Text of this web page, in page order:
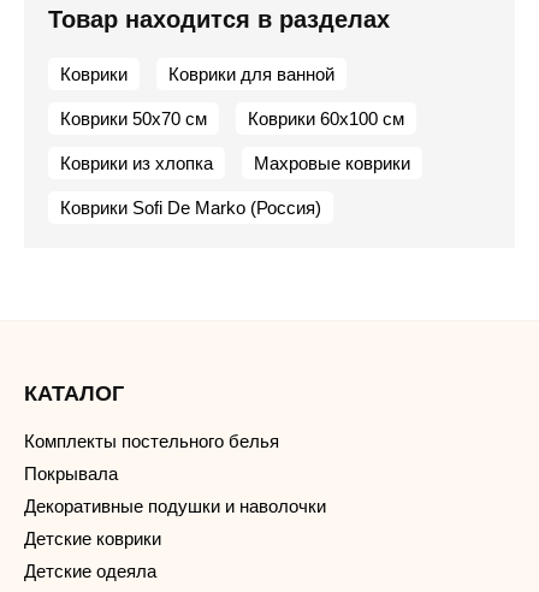
Товар находится в разделах
Коврики Коврики для ванной
Коврики 50х70 см Коврики 60х100 см
Коврики из хлопка Махровые коврики
Коврики Sofi De Marko (Россия)
КАТАЛОГ
Комплекты постельного белья
Покрывала
Декоративные подушки и наволочки
Детские коврики
Детские одеяла